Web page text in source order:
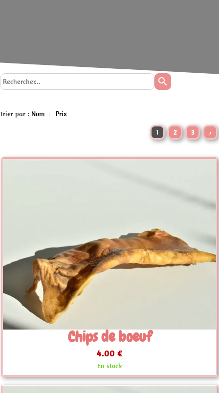
search
Trier par : Nom - Prix
1 2 3 >
Chips de boeuf
4.00 €
En stock